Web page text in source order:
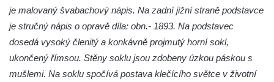
Socha Housenka v ZOO Hluboká
Socha Nosorožík v ZOO Hluboká
Socha Beruška v ZOO Hluboká
je malovaný švabachový nápis. Na zadní jižní straně podstavce
je stručný nápis o opravě díla: obn.- 1893. Na podstavec
dosedá vysoký členitý a konkávně projmutý horní sokl,
ukončený římsou. Stěny soklu jsou zdobeny úzkou páskou s
mušlemi. Na soklu spočívá postava klečícího světce v životní